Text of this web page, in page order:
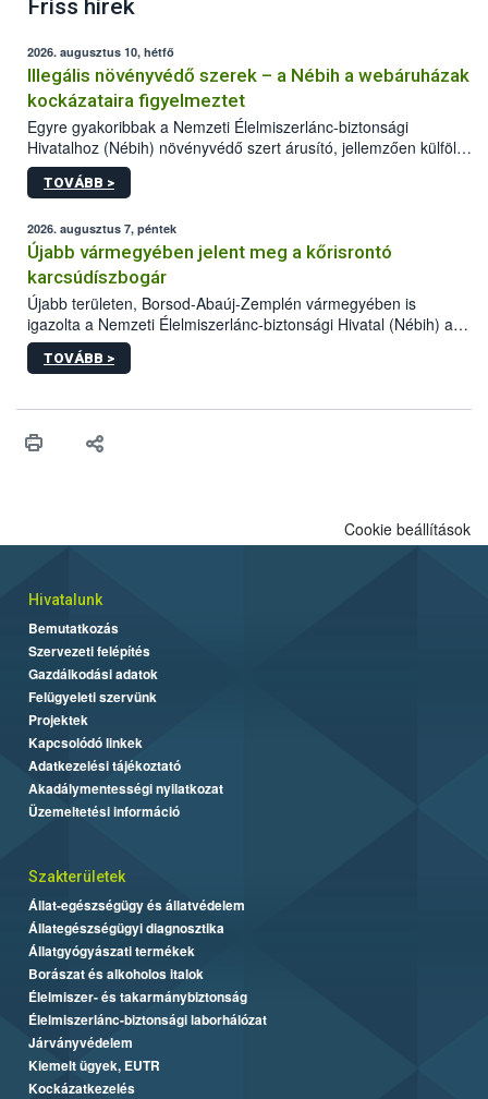
Friss hírek
2026. augusztus 10, hétfő
Illegális növényvédő szerek – a Nébih a webáruházak
kockázataira figyelmeztet
Egyre gyakoribbak a Nemzeti Élelmiszerlánc-biztonsági
Hivatalhoz (Nébih) növényvédő szert árusító, jellemzően külföldi
honlapok kapcsán érkező bejelentések. Emellett az ilyen
termékeket kínáló kéretlen online reklámok mennyisége is
összegyűjtötte az illegális növényvédő szerek kapcsán
előforduló árulkodó jeleket, valamint a webáruházakból való
vásárlás kockázatait.
TOVÁBB >
2026. augusztus 7, péntek
Újabb vármegyében jelent meg a kőrisrontó
karcsúdíszbogár
Újabb területen, Borsod-Abaúj-Zemplén vármegyében is
igazolta a Nemzeti Élelmiszerlánc-biztonsági Hivatal (Nébih) a
kőrisrontó karcsúdíszbogár (Agrilus planipennis) jelenlétét. A
kártevőt nem csak színcsapdában találták meg, de már fertőzött
az intenzív felderítést, emellett az intézkedéseket a szlovák
TOVÁBB >
Cookie beállítások
Hivatalunk
Bemutatkozás
Szervezeti felépítés
Gazdálkodási adatok
Felügyeleti szervünk
Projektek
Kapcsolódó linkek
Adatkezelési tájékoztató
Akadálymentességi nyilatkozat
Üzemeltetési információ
Szakterületek
Állat-egészségügy és állatvédelem
Állategészségügyi diagnosztika
Állatgyógyászati termékek
Borászat és alkoholos italok
Élelmiszer- és takarmánybiztonság
Élelmiszerlánc-biztonsági laborhálózat
Járványvédelem
Kiemelt ügyek, EUTR
Kockázatkezelés